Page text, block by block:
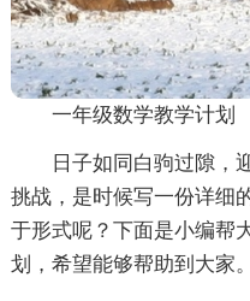
一年级数学教学计划
日子如同白驹过隙，
挑战，是时候写一份详细
于形式呢？下面是小编帮
划，希望能够帮助到大家。